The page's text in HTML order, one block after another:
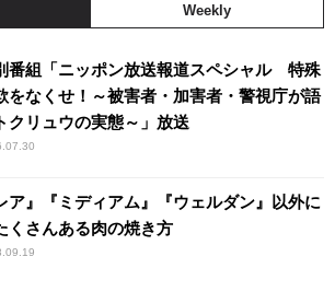
Weekly
番組「ニッポン放送報道スペシャル 特殊
をなくせ！～被害者・加害者・警視庁が語
クリュウの実態～」放送
ア』『ミディアム』『ウェルダン』以外に
くさんある肉の焼き方